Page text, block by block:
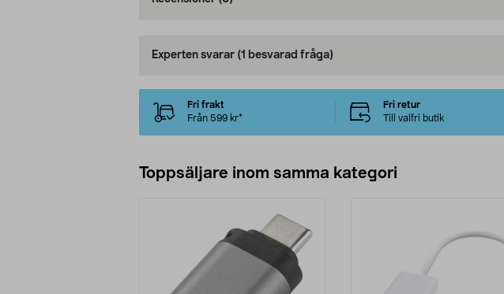
Experten svarar (1 besvarad fråga)
Fri frakt
Från 599 kr*
Fri retur
Till valfri butik
Toppsäljare inom samma kategori